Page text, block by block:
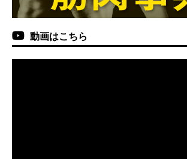
動画はこちら